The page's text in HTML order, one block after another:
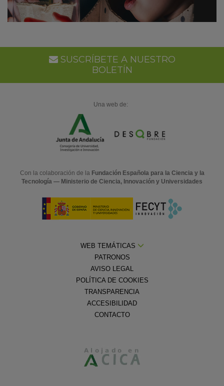
SUSCRÍBETE A NUESTRO
BOLETÍN
Una web de:
Con la colaboración de la Fundación Española para la Ciencia y la
Tecnología — Ministerio de Ciencia, Innovación y Universidades
WEB TEMÁTICAS
PATRONOS
AVISO LEGAL
POLÍTICA DE COOKIES
TRANSPARENCIA
ACCESIBILIDAD
CONTACTO